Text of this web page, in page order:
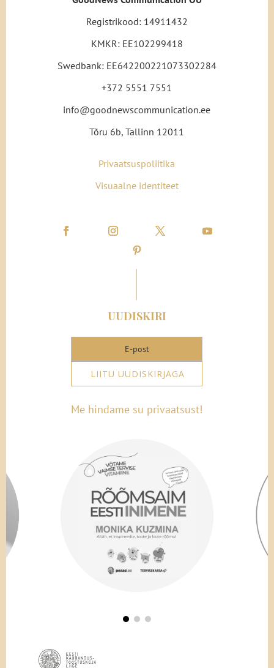
UUDISKIRI
LIITU UUDISKIRJAGA
Me hindame su privaatsust!
Registrikood: 14911432
KMKR: EE102299418
Swedbank: EE642200221073302284
+372 5551 7551
info@goodnewscommunication.ee
Tõru 6b, Tallinn 12011
Privaatsuspoliitika
Visuaalne identiteet